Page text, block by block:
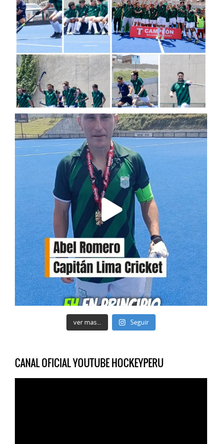
ver mas... Seguir
CANAL OFICIAL YOUTUBE HOCKEYPERU